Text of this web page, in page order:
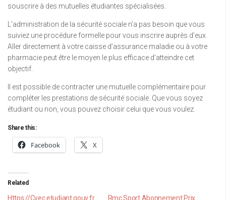
souscrire à des mutuelles étudiantes spécialisées.
L’administration de la sécurité sociale n’a pas besoin que vous
suiviez une procédure formelle pour vous inscrire auprès d’eux.
Aller directement à votre caisse d’assurance maladie ou à votre
pharmacie peut être le moyen le plus efficace d’atteindre cet
objectif.
Il est possible de contracter une mutuelle complémentaire pour
compléter les prestations de sécurité sociale. Que vous soyez
étudiant ou non, vous pouvez choisir celui que vous voulez.
Share this:
Facebook X
Related
Https //Cvec.etudiant.gouv.fr Rmc Sport Abonnement Prix